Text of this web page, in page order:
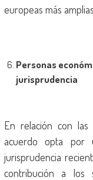
europeas más
Personas
jurisprudencia
En relación con las
acuerdo opta por
jurisprudencia
contribución a los